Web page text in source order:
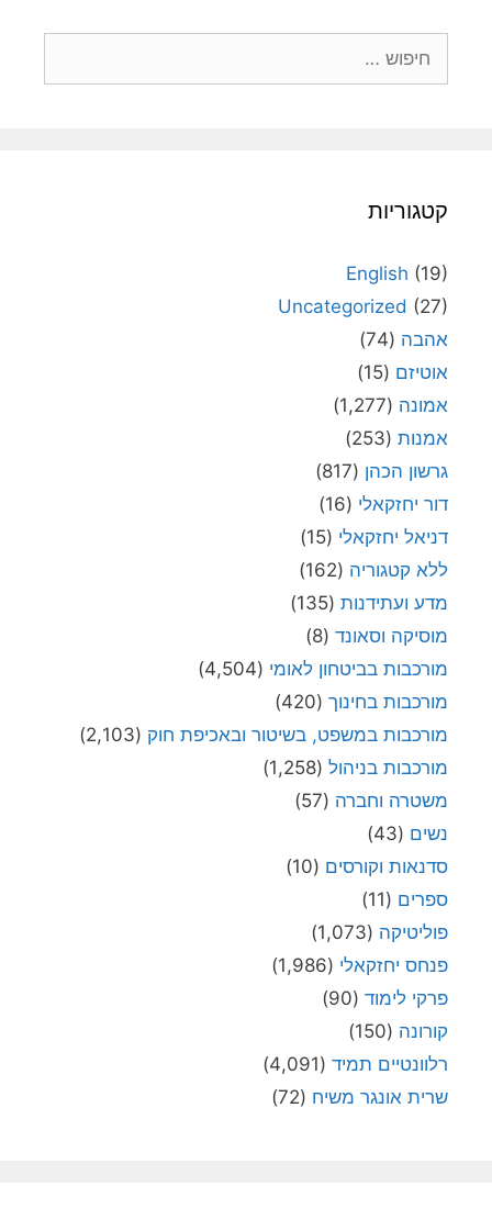
קטגוריות
English (19)
Uncategorized (27)
אהבה (74)
אוטיזם (15)
אמונה (1,277)
אמנות (253)
גרשון הכהן (817)
דור יחזקאלי (16)
דניאל יחזקאלי (15)
ללא קטגוריה (162)
מדע ועתידנות (135)
מוסיקה וסאונד (8)
מורכבות בביטחון לאומי (4,504)
מורכבות בחינוך (420)
מורכבות במשפט, בשיטור ובאכיפת חוק (2,103)
מורכבות בניהול (1,258)
משטרה וחברה (57)
נשים (43)
סדנאות וקורסים (10)
ספרים (11)
פוליטיקה (1,073)
פנחס יחזקאלי (1,986)
פרקי לימוד (90)
קורונה (150)
רלוונטיים תמיד (4,091)
שרית אונגר משיח (72)